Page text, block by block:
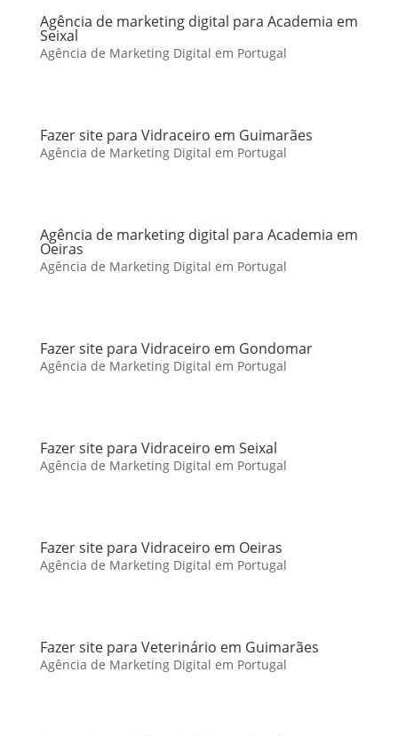
Agência de marketing digital para Academia em
Seixal
Agência de Marketing Digital em Portugal
Fazer site para Vidraceiro em Guimarães
Agência de Marketing Digital em Portugal
Agência de marketing digital para Academia em
Oeiras
Agência de Marketing Digital em Portugal
Fazer site para Vidraceiro em Gondomar
Agência de Marketing Digital em Portugal
Fazer site para Vidraceiro em Seixal
Agência de Marketing Digital em Portugal
Fazer site para Vidraceiro em Oeiras
Agência de Marketing Digital em Portugal
Fazer site para Veterinário em Guimarães
Agência de Marketing Digital em Portugal